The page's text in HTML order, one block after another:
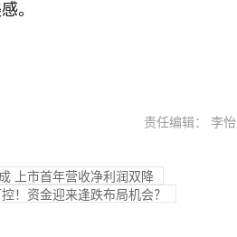
。
责任编辑： 李怡
上市首年营收净利润双降
！资金迎来逢跌布局机会？